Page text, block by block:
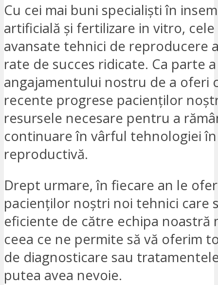
Cu cei mai buni specialiști în
artificială și fertilizare in vitro, cele
avansate tehnici de reproducere
rate de succes ridicate. Ca parte a
angajamentului nostru de a oferi
recente progrese pacienților
resursele necesare pentru a
continuare în vârful tehnologiei
reproductivă.
Drept urmare, în fiecare an le
pacienților noștri noi tehnici care
eficiente de către echipa noastră
ceea ce ne permite să vă oferim
de diagnosticare sau
putea avea nevoie.